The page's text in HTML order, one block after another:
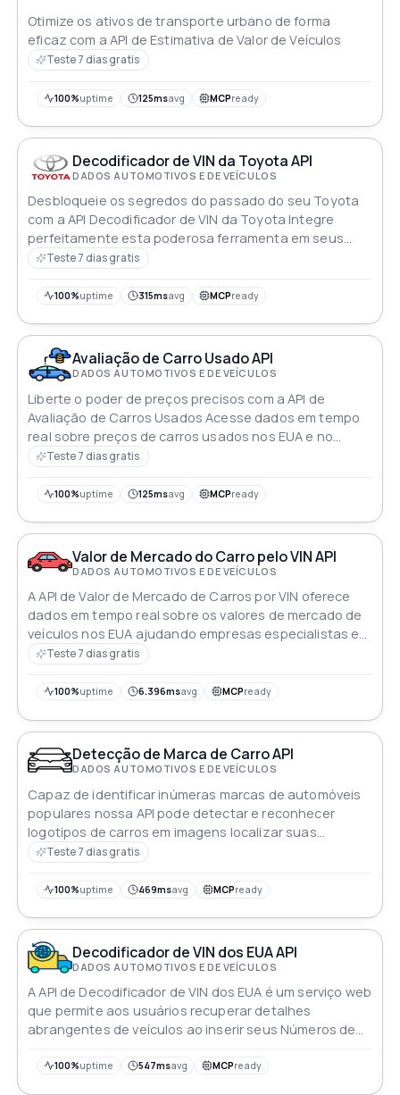
Otimize os ativos de transporte urbano de forma
eficaz com a API de Estimativa de Valor de Veículos
Teste 7 dias gratis
100%uptime 125msavg MCPready
Decodificador de VIN da Toyota API
DADOS AUTOMOTIVOS E DE VEÍCULOS
Desbloqueie os segredos do passado do seu Toyota
com a API Decodificador de VIN da Toyota Integre
perfeitamente esta poderosa ferramenta em seus
aplicativos para revelar um tesouro de informações
Desde detalhes de fabricação até marcos históricos
VIN decodificado
Teste 7 dias gratis
100%uptime 315msavg MCPready
Avaliação de Carro Usado API
DADOS AUTOMOTIVOS E DE VEÍCULOS
Liberte o poder de preços precisos com a API de
Avaliação de Carros Usados Acesse dados em tempo
real sobre preços de carros usados nos EUA e no
Canadá permitindo análises rápidas e decisões
mercado de carros usados com informações
Teste 7 dias gratis
100%uptime 125msavg MCPready
Valor de Mercado do Carro pelo VIN API
DADOS AUTOMOTIVOS E DE VEÍCULOS
A API de Valor de Mercado de Carros por VIN oferece
dados em tempo real sobre os valores de mercado de
veículos nos EUA ajudando empresas especialistas em
automóveis e compradores/vendedores a tomar
mercado
Teste 7 dias gratis
100%uptime 6.396msavg MCPready
Detecção de Marca de Carro API
DADOS AUTOMOTIVOS E DE VEÍCULOS
Capaz de identificar inúmeras marcas de automóveis
populares nossa API pode detectar e reconhecer
logotipos de carros em imagens localizar suas
posições e fornecer os nomes das marcas
Teste 7 dias gratis
100%uptime 469msavg MCPready
Decodificador de VIN dos EUA API
DADOS AUTOMOTIVOS E DE VEÍCULOS
A API de Decodificador de VIN dos EUA é um serviço web
que permite aos usuários recuperar detalhes
abrangentes de veículos ao inserir seus Números de
cobertura nos EUA permitindo que os usuários
100%uptime 547msavg MCPready